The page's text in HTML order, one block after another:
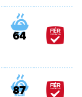
64
87